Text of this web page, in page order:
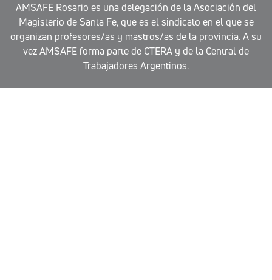
AMSAFE Rosario es una delegación de la Asociación del
Magisterio de Santa Fe, que es el sindicato en el que se
organizan profesores/as y mastros/as de la provincia. A su
vez AMSAFE forma parte de CTERA y de la Central de
Trabajadores Argentinos.